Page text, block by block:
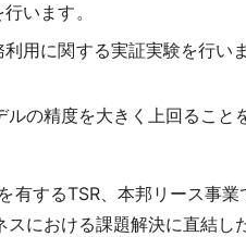
います。
用に関する実証実験を行いま
の精度を大きく上回ること
するTSR、本邦リース事業
における課題解決に直結し